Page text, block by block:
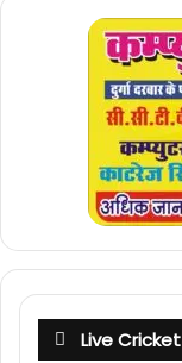
Live Cricket